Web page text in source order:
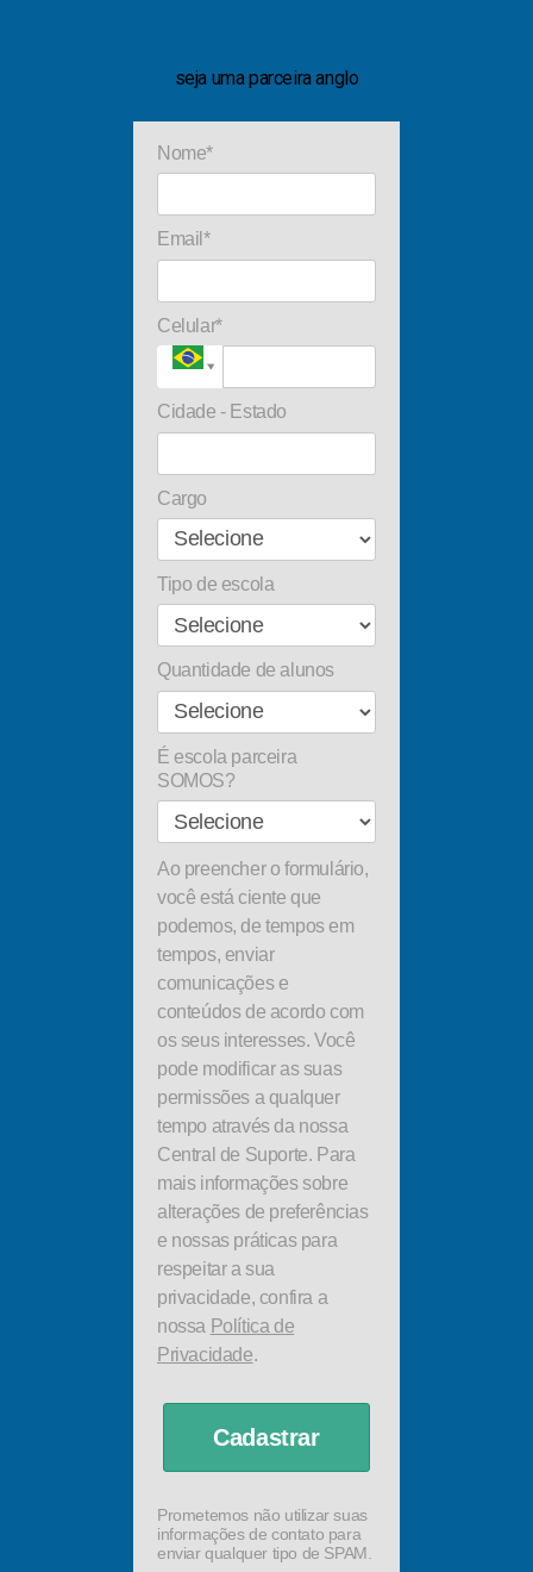
seja uma parceira anglo
Nome*
Email*
Celular*
Cidade - Estado
Cargo
Tipo de escola
Quantidade de alunos
É escola parceira
SOMOS?
Ao preencher o formulário,
você está ciente que
podemos, de tempos em
tempos, enviar
comunicações e
conteúdos de acordo com
os seus interesses. Você
pode modificar as suas
permissões a qualquer
tempo através da nossa
Central de Suporte. Para
mais informações sobre
alterações de preferências
e nossas práticas para
respeitar a sua
privacidade, confira a
nossa Política de
Privacidade.
Cadastrar
Prometemos não utilizar suas
informações de contato para
enviar qualquer tipo de SPAM.